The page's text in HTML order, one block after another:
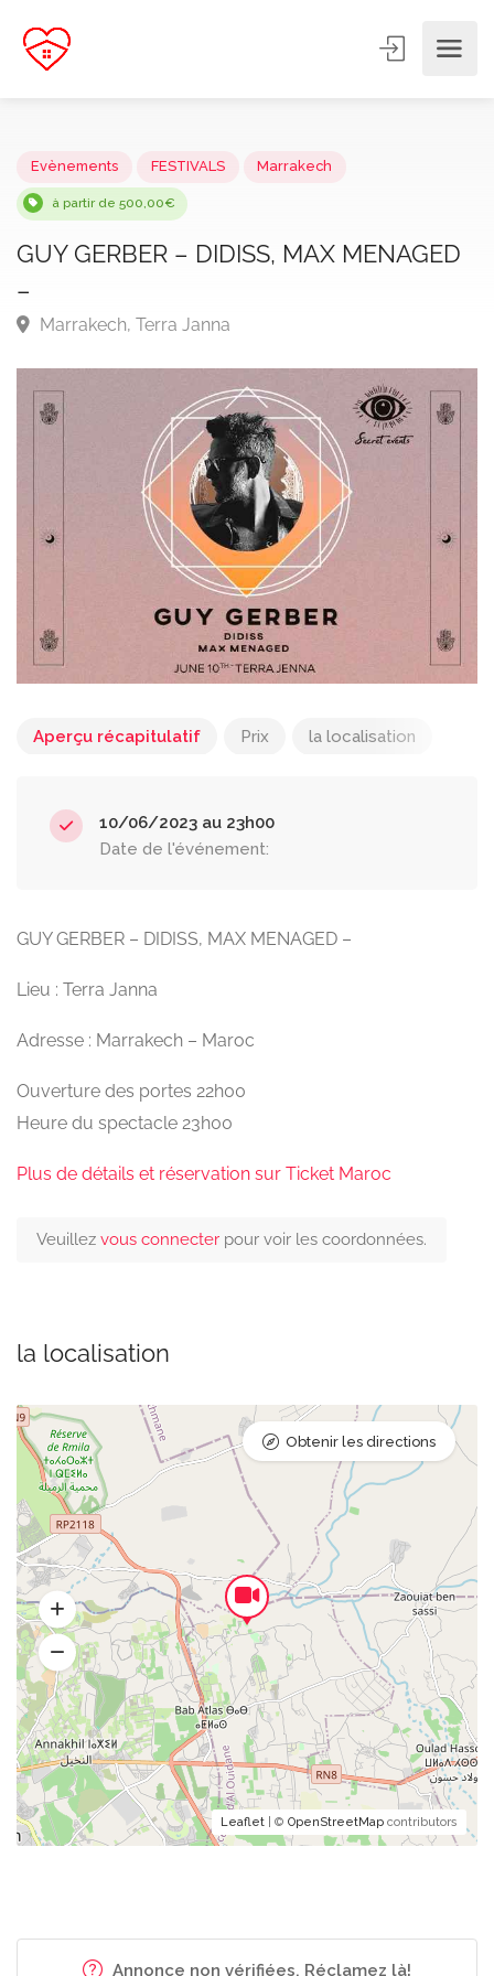
à partir de 500,00€
GUY GERBER – DIDISS, MAX
–
Aperçu récapitulatif Prix la localisation
10/06/2023 au 23h00
Date de l'événement:
GUY GERBER – DIDISS, MAX MENAGED –
Lieu : Terra Janna
Adresse : Marrakech – Maroc
Ouverture des portes 22h00
Heure du spectacle 23h00
Plus de détails et réservation sur Ticket Maroc
Veuillez vous connecter pour voir les coordonnées.
la localisation
Leaflet | © OpenStreetMap contributors
Obtenir les directions
Annonce non vérifiées. Réclamez là!